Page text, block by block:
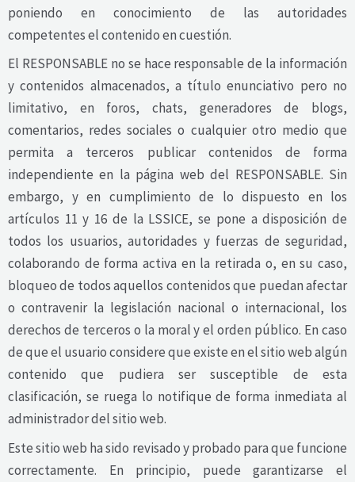
poniendo en conocimiento de las autoridades
competentes el contenido en cuestión.
El RESPONSABLE no se hace responsable de la información
y contenidos almacenados, a título enunciativo pero no
limitativo, en foros, chats, generadores de blogs,
comentarios, redes sociales o cualquier otro medio que
permita a terceros publicar contenidos de forma
independiente en la página web del RESPONSABLE. Sin
embargo, y en cumplimiento de lo dispuesto en los
artículos 11 y 16 de la LSSICE, se pone a disposición de
todos los usuarios, autoridades y fuerzas de seguridad,
colaborando de forma activa en la retirada o, en su caso,
bloqueo de todos aquellos contenidos que puedan afectar
o contravenir la legislación nacional o internacional, los
derechos de terceros o la moral y el orden público. En caso
de que el usuario considere que existe en el sitio web algún
contenido que pudiera ser susceptible de esta
clasificación, se ruega lo notifique de forma inmediata al
administrador del sitio web.
Este sitio web ha sido revisado y probado para que funcione
correctamente. En principio, puede garantizarse el